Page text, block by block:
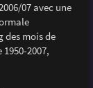
07 avec une
des mois de
2007,